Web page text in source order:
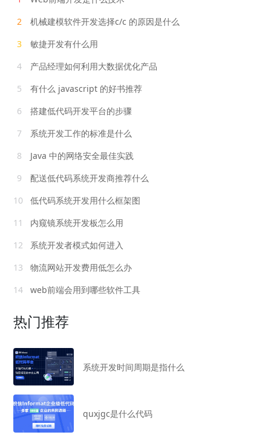
2
机械建模软件开发选择c/c 的原因是什么
3
敏捷开发有什么用
4
产品经理如何利用大数据优化产品
5
有什么 javascript 的好书推荐
6
搭建低代码开发平台的步骤
7
系统开发工作的标准是什么
8
Java 中的网络安全最佳实践
9
配送低代码系统开发商推荐什么
10
低代码系统开发用什么框架图
11
内窥镜系统开发板怎么用
12
系统开发者模式如何进入
13
物流网站开发费用低怎么办
14
web前端会用到哪些软件工具
热门推荐
系统开发时间周期是指什么
quxjgc是什么代码